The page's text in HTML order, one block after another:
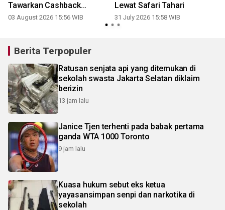
Tawarkan Cashback
Pinjaman bagi ASN hingga
03 August 2026 15:56 WIB
Lewat Safari Tahari
31 July 2026 15:58 WIB
Berita Terpopuler
Ratusan senjata api yang ditemukan di
sekolah swasta Jakarta Selatan diklaim
berizin
13 jam lalu
Janice Tjen terhenti pada babak pertama
ganda WTA 1000 Toronto
9 jam lalu
Kuasa hukum sebut eks ketua
yayasansimpan senpi dan narkotika di
sekolah